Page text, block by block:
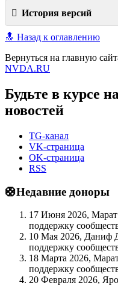
История версий
🔝 Назад к оглавлению
Вернуться на главную
NVDA.RU
Будьте в курсе
новостей
TG-канал
VK-страница
OK-страница
RSS
🛟Недавние доноры
17 Июня 2026,
поддержку
10 Мая 2026, Даниф
поддержку
18 Марта 2026,
поддержку
20 Февраля 2026,